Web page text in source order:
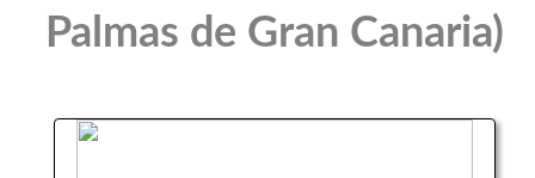
Palmas de Gran Canaria)